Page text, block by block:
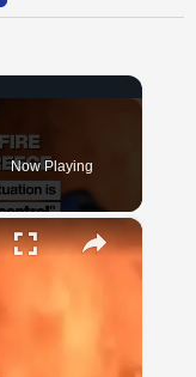
Now Playing
×